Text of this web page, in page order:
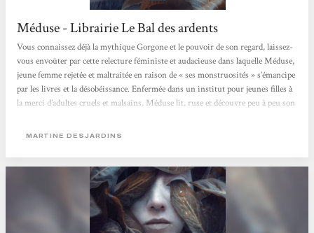
Méduse - Librairie Le Bal des ardents
Vous connaissez déjà la mythique Gorgone et le pouvoir de son regard, laissez-
vous envoûter par cette relecture féministe et audacieuse dans laquelle Méduse,
jeune femme rejetée et maltraitée en raison de « ses monstruosités » s’émancipe
par les livres et la désobéissance. Enfermée dans un institut pour jeunes filles à
la merci d’adultes cruels et malsains, Méduse lit, ruse et découvre peu à peu son
flirte avec l’horreur, Martine Desjardins nous fascine avec ce récit...
MARTINE DESJARDINS